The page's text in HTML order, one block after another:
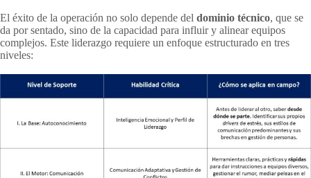
El éxito de la operación no solo depende del dominio técnico, que se
da por sentado, sino de la capacidad para influir y alinear equipos
complejos. Este liderazgo requiere un enfoque estructurado en tres
niveles: